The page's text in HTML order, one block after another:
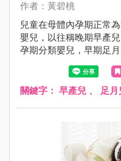
作者：黃碧桃
兒童在母體內孕期正常
嬰兒，以往稱晚期早產
孕期分類嬰兒，早期足
～40週6天）、晚期足
週）。早期足月兒的呼
血管疾病，則較少研究報
關鍵字： 早產兒 、 足月